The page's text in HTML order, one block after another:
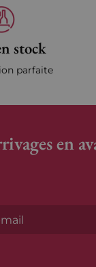
stock
parfaite
en